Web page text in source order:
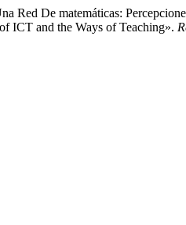
Red De matemáticas:
ICT and the Ways of Teaching».